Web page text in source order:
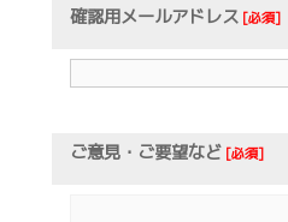
確認用メールアドレス[必須]
ご意見・ご要望など[必須]